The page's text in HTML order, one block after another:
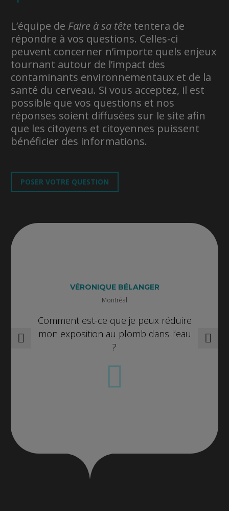
L’équipe de Faire à sa tête tentera de
répondre à vos questions. Celles-ci
peuvent concerner n’importe quels enjeux
tournant autour de l’impact des
contaminants environnementaux et de la
santé du cerveau. Si vous acceptez, il est
possible que vos questions et nos
réponses soient diffusées sur le site afin
que les citoyens et citoyennes puissent
bénéficier des informations.
POSER VOTRE QUESTION
VÉRONIQUE BÉLANGER
Montréal
Comment est-ce que je peux réduire
mon exposition au plomb dans l’eau
?